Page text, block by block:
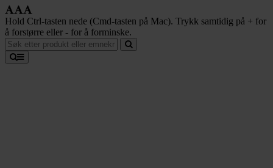
Hold Ctrl-tasten nede (Cmd-tasten på Mac). Trykk samtidig på + for
å forstørre eller - for å forminske.